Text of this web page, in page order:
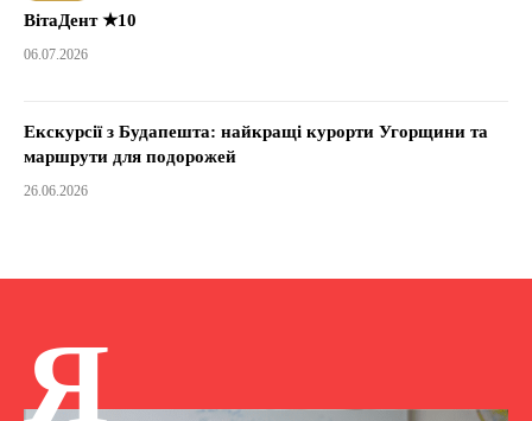
ВітаДент ★10
06.07.2026
Екскурсії з Будапешта: найкращі курорти Угорщини та
маршрути для подорожей
26.06.2026
Я